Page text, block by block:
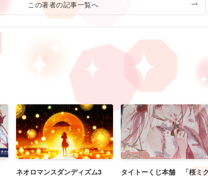
この著者の記事一覧へ
ネオロマンスダンディズム3
タイトーくじ本舗 「桜